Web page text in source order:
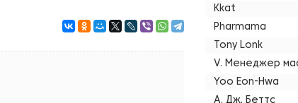
Kkat
Pharmama
Tony Lonk
V. Менеджер
Yoo Eon-Hwa
А. Дж. Беттс